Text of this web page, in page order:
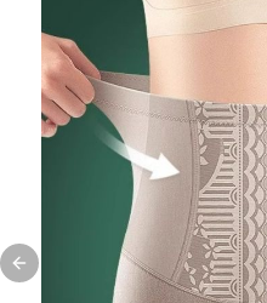
Previous slide